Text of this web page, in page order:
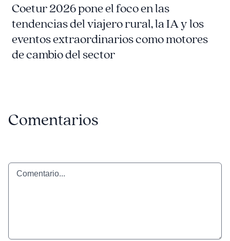
Coetur 2026 pone el foco en las
tendencias del viajero rural, la IA y los
eventos extraordinarios como motores
de cambio del sector
Comentarios
Comentario